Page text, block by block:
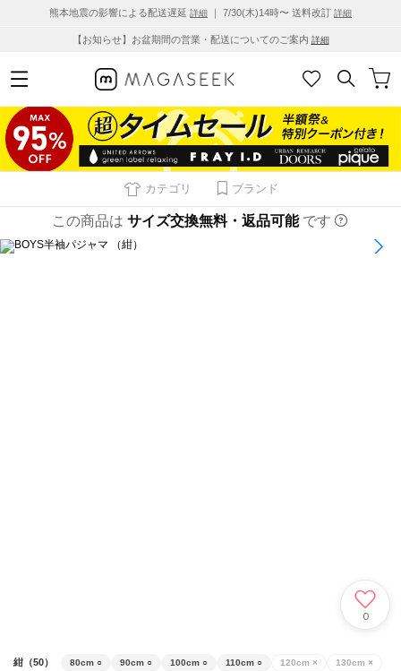
熊本地震の影響による配送遅延 詳細 ｜ 7/30(木)14時〜 送料改訂 詳細
【お知らせ】お盆期間の営業・配送についてのご案内 詳細
カテゴリ ブランド
この商品は サイズ交換無料・返品可能 です
1/15
0
紺（50） 80cm ○ 90cm ○ 100cm ○ 110cm ○ 120cm × 130cm ×